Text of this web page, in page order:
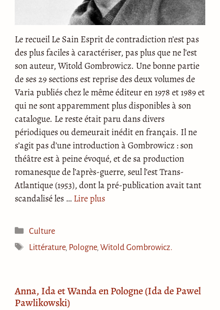
Le recueil Le Sain Esprit de contradiction n’est pas
des plus faciles à caractériser, pas plus que ne l’est
son auteur, Witold Gombrowicz. Une bonne partie
de ses 29 sections est reprise des deux volumes de
Varia publiés chez le même éditeur en 1978 et 1989 et
qui ne sont apparemment plus disponibles à son
catalogue. Le reste était paru dans divers
périodiques ou demeurait inédit en français. Il ne
s’agit pas d’une introduction à Gombrowicz : son
théâtre est à peine évoqué, et de sa production
romanesque de l’après-guerre, seul l’est Trans-
Atlantique (1953), dont la pré-publication avait tant
scandalisé les … Lire plus
Catégories
Culture
Étiquettes
Littérature, Pologne,Witold Gombrowicz.
Anna, Ida et Wanda en Pologne (Ida de Pawel
Pawlikowski)